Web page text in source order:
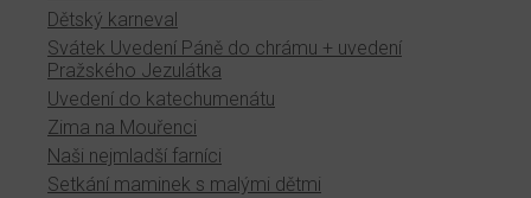
Dětský karneval
Svátek Uvedení Páně do chrámu + uvedení
Pražského Jezulátka
Uvedení do katechumenátu
Zima na Mouřenci
Naši nejmladší farníci
Setkání maminek s malými dětmi